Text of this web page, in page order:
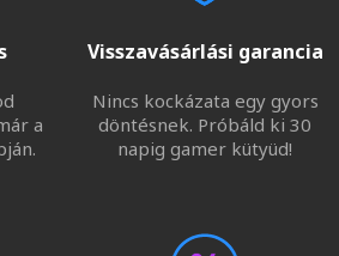
a
Visszavásárlási garancia
Nincs kockázata egy gyors
döntésnek. Próbáld ki 30
napig gamer kütyüd!